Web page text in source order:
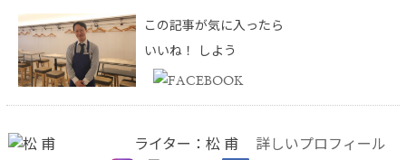
この記事が気に入ったら
いいね！ しよう
ライター：松 甫
詳しいプロフィール